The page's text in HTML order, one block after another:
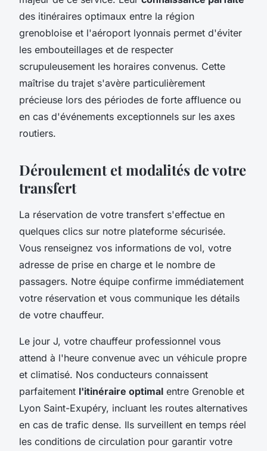
des itinéraires optimaux entre la région
grenobloise et l'aéroport lyonnais permet d'éviter
les embouteillages et de respecter
scrupuleusement les horaires convenus. Cette
maîtrise du trajet s'avère particulièrement
précieuse lors des périodes de forte affluence ou
en cas d'événements exceptionnels sur les axes
routiers.
Déroulement et modalités de votre
transfert
La réservation de votre transfert s'effectue en
quelques clics sur notre plateforme sécurisée.
Vous renseignez vos informations de vol, votre
adresse de prise en charge et le nombre de
passagers. Notre équipe confirme immédiatement
votre réservation et vous communique les détails
de votre chauffeur.
Le jour J, votre chauffeur professionnel vous
attend à l'heure convenue avec un véhicule propre
et climatisé. Nos conducteurs connaissent
parfaitement l'itinéraire optimal entre Grenoble et
Lyon Saint-Exupéry, incluant les routes alternatives
en cas de trafic dense. Ils surveillent en temps réel
les conditions de circulation pour garantir votre